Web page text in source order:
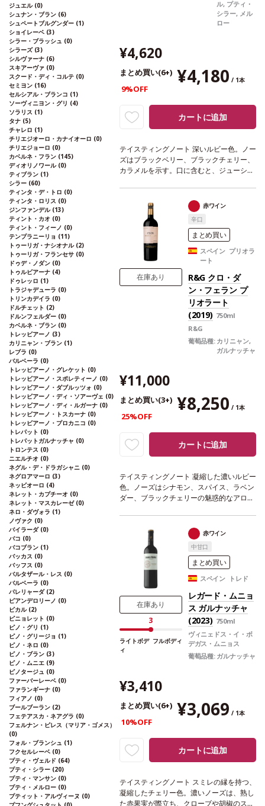
ジュエル (0)
シュナン・ブラン (6)
シュペートブルグンダー (1)
ショイレーベ (3)
シラー・ブラッシュ (0)
シラーズ (3)
シルヴァーナ (6)
スキアーヴァ (0)
スクード・ディ・コルテ (0)
セミヨン (16)
セルシアル・ブランコ (1)
ソーヴィニヨン・グリ (4)
ソラリス (1)
タナ (5)
チャレロ (1)
チリエジオーロ・カナイオーロ (0)
チリエジョーロ (0)
カベルネ・フラン (145)
ディオリノワール (0)
ティブラン (1)
シラー (60)
ティンタ・デ・トロ (0)
ティンタ・ロリス (0)
ジンファンデル (13)
ティント・カオ (0)
ティント・フィーノ (0)
テンプラニーリョ (11)
トゥーリガ・ナシオナル (2)
トゥーリガ・フランセサ (0)
ドゥデ・ノダン (0)
トゥルビアーナ (4)
ドゥレッロ (1)
トラジャデューラ (0)
トリンカデイラ (0)
ドルチェット (2)
ドルンフェルダー (0)
カベルネ・ブラン (0)
トレッビアーノ (3)
カリニャン・ブラン (1)
レブラ (0)
バルベーラ (0)
トレッビアーノ・グレケット (0)
トレッビアーノ・スポレティーノ (0)
トレッビアーノ・ダブルッツォ (0)
トレッビアーノ・ディ・ソアーヴェ (0)
トレッビアーノ・ディ・ルガーナ (0)
トレッビアーノ・トスカーナ (0)
トレッビアーノ・プロカニコ (0)
トレパット (0)
トレパットガルナッチャ (0)
トロンテス (0)
ニエルチオ (0)
ネグル・デ・ドラガシャニ (0)
ネグロアマーロ (3)
ネッビオーロ (4)
ネレット・カプチーオ (0)
ネレット・マスカレーゼ (0)
ネロ・ダヴォラ (1)
ノヴァク (0)
バイラーダ (0)
バコ (0)
バコブラン (1)
バッカス (0)
バッフス (0)
バルタザール・レス (0)
バルベーラ (0)
パレリャーダ (2)
ピアンデロリーノ (0)
ビカル (2)
ピニョレット (0)
ピノ・グリ (1)
ピノ・グリージョ (1)
ピノ・ネロ (0)
ピノ・ブラン (3)
ピノ・ムニエ (9)
ピノタージュ (0)
ファーバーレーベ (0)
ファランギーナ (0)
フィアノ (0)
ブールブーラン (2)
フェテアスカ・ネアグラ (0)
フェルナン・ピレス（マリア・ゴメス）
(0)
フォル・ブランシュ (1)
フクセルレーベ (0)
プティ・ヴェルド (64)
プティ・シラー (20)
プティ・マンサン (0)
プティ・メルロー (0)
プティット・アルヴィーヌ (0)
ル, プティ・
シラー, メル
ロー
¥4,620
まとめ買い(6+) ¥4,180 / 1本
9%OFF
カートに追加
テイスティングノート 深いルビー色。ノー
ズはブラックベリー、ブラックチェリー、
カラメルを示す。口に含むと、ジューシー
り、柔らかいタンニンや酸味を感じ、スム
ーズなフィニッシュへと導かれる。
カベルネ・ソーヴィニヨン 85%、ピ
ノ・ノワール 5%、ルビー・レッド 4%、
ジンファンデル 2%、プティ・シラー
2%、メルロー 2%
*本ヴィンテージが在庫
切れの場合、在庫があり価格が同様の場合
は自動的に次のヴィンテージに変更されま
す、ご了承ください。
在庫あり
赤ワイン
辛口
まとめ買い
スペイン プリオラ
ート
R&G クロ・ダ
ン・フェラン プ
リオラート
(2019) 750ml
R&G
葡萄品種: カリニャン,
ガルナッチャ
¥11,000
まとめ買い(3+) ¥8,250 / 1本
25%OFF
カートに追加
テイスティングノート 凝縮した濃いルビー
色。ノーズはシナモン、スパイス、ラベン
ダー、ブラックチェリーの魅惑的なアロマ
チャーが続く。リッチで濃縮した味わい
は、エレガントで複雑。口に含むとシルク
のように柔らかいタンニンに、ジューシー
なストラクチャーと素晴らしい深味を感じ
る。フレッシュでフルーティーさが広が
る、緻密でエレガントな一本。合う料理
赤肉、シチュー、ジビエ、ハードチーズ、
青魚、魚のキャセロール、チョコレートな
どと合う葡萄品種
カリニャン 62%、ガル
ナッチャ 38%造り手情報R&Gプロジェク
トは2010年、フランスの著名なワインメ
ーカーでありコンサルタントでもあるミシ
ェル・ロランが、アラエックス・グランの
創業者兼CEOであるハビエル・ガラレタと
レミアムワインを生産することに合意し、
スタートしました。フランスとスペインの
2つの文化、そしてロランが造るクラシッ
クかつ国際的なワインスタイルと、アラエ
ックス・グラン・スペイン・ファインワイ
スが融合しています。 EC担当Oの感想：良
い意味で「スペイン・プリオラート」のイ
メージを変えてくれた、至極の1本です。
は、ワインに集中して飲みたい日にぜひあ
けてみてください。生産者からも絶対皆好
在庫あり
3
ライトボデ
ィ
フルボディ
赤ワイン
中甘口
まとめ買い
スペイン トレド
レガード・ムニョ
ス ガルナッチャ
(2023) 750ml
ヴィニェドス・イ・ボ
デガス・ムニョス
葡萄品種: ガルナッチャ
¥3,410
まとめ買い(6+) ¥3,069 / 1本
10%OFF
カートに追加
テイスティングノート スミレの縁を持つ、
凝縮したチェリー色。濃いノーズは、熟し
た赤果実が際立ち、クローブや胡椒のスパ